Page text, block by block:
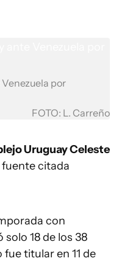
por
FOTO: L. Carreño
Uruguay Celeste
citada
con
18 de los 38
titular en 11 de